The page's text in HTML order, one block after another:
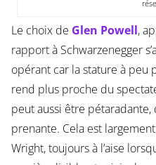
Le choix de Glen Powell,
rapport à Schwarzenegger
opérant car la stature à peu
rend plus proche du
peut aussi être
prenante. Cela est
Wright, toujours à l’aise